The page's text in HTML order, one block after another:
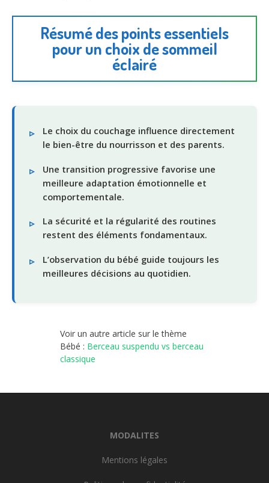
Résumé des points essentiels
pour un choix de sommeil
éclairé
Le choix du couchage influence directement
le bien-être du nourrisson et des parents.
Une transition progressive favorise une
meilleure adaptation émotionnelle et
comportementale.
La sécurité et la régularité des routines
restent des éléments fondamentaux.
L’observation du bébé guide toujours les
meilleures décisions au quotidien.
Voir un autre article sur le thème
Bébé : Berceau suspendu vs berceau
classique
MODALITES
Mentions légales